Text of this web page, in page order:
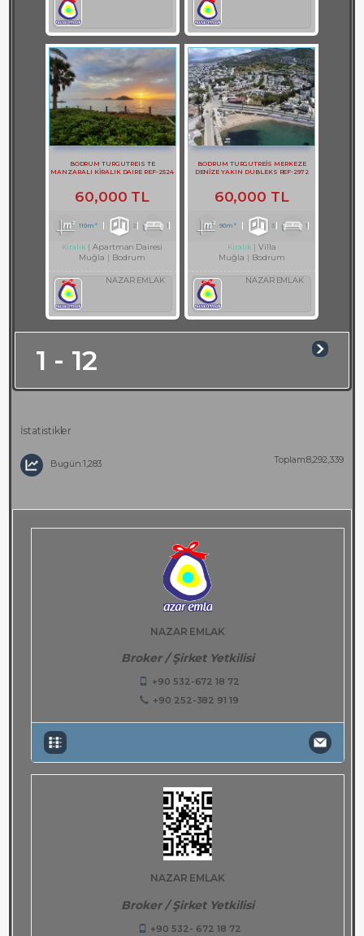
BODRUM TURGUTREIS TE
MANZARALI KİRALIK DAIRE REF-2524
60,000 TL
110m² 2 1
Kiralık
Apartman Dairesi
Muğla
Bodrum
NAZAR EMLAK
BODRUM TURGUTREİS MERKEZE
DENİZE YAKIN DUBLEKS REF-2972
60,000 TL
90m² 3 1
Kiralık
Villa
Muğla
Bodrum
NAZAR EMLAK
1 - 12
İstatistikler
Bugün:1,283 Toplam:8,292,339
NAZAR EMLAK
Broker / Şirket Yetkilisi
+90 532-672 18 72
+90 252-382 91 19
NAZAR EMLAK
Broker / Şirket Yetkilisi
+90 532- 672 18 72